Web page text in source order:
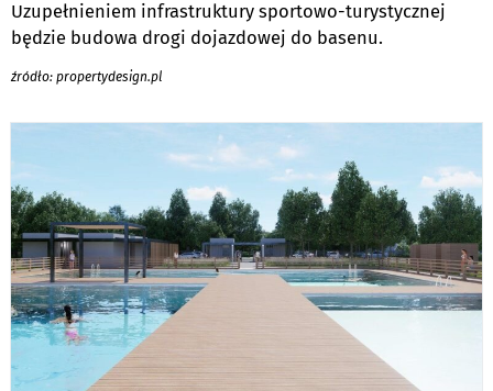
Uzupełnieniem infrastruktury sportowo-turystycznej
będzie budowa drogi dojazdowej do basenu.
źródło: propertydesign.pl